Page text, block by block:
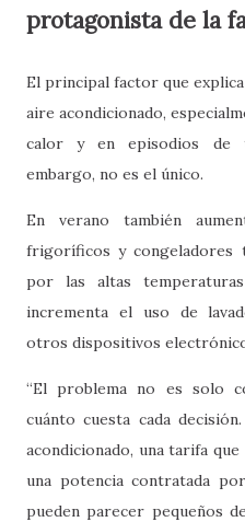
protagonista de la
El principal factor que
aire acondicionado,
calor y en episodios de
embargo, no es el único.
En verano también
frigoríficos y congeladores
por las altas
incrementa el uso de
otros dispositivos
“El problema no es solo
cuánto cuesta cada
acondicionado, una tarifa
una potencia contratada
pueden parecer pequeños